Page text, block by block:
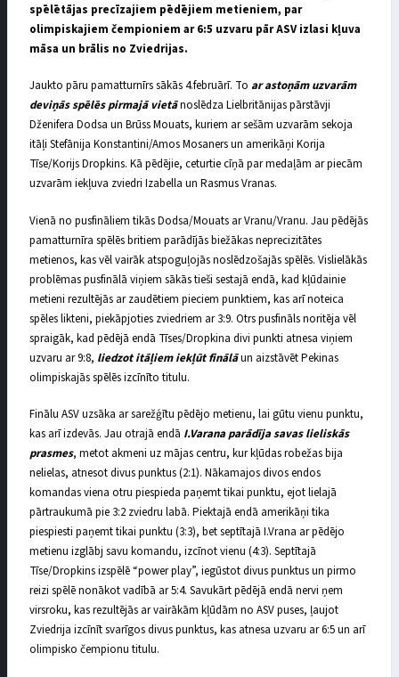
spēlētājas precīzajiem pēdējiem metieniem, par
olimpiskajiem čempioniem ar 6:5 uzvaru pār ASV izlasi kļuva
māsa un brālis no Zviedrijas.
Jaukto pāru pamatturnīrs sākās 4.februārī. To ar astoņām uzvarām
deviņās spēlēs pirmajā vietānoslēdza Lielbritānijas pārstāvji
Dženifera Dodsa un Brūss Mouats, kuriem ar sešām uzvarām sekoja
itāļi Stefānija Konstantini/Amos Mosaners un amerikāņi Korija
Tīse/Korijs Dropkins. Kā pēdējie, ceturtie cīņā par medaļām ar piecām
uzvarām iekļuva zviedri Izabella un Rasmus Vranas.
Vienā no pusfināliem tikās Dodsa/Mouats ar Vranu/Vranu. Jau pēdējās
pamatturnīra spēlēs britiem parādījās biežākas neprecizitātes
metienos, kas vēl vairāk atspoguļojās noslēdzošajās spēlēs. Vislielākās
problēmas pusfinālā viņiem sākās tieši sestajā endā, kad kļūdainie
metieni rezultējās ar zaudētiem pieciem punktiem, kas arī noteica
spēles likteni, piekāpjoties zviedriem ar 3:9. Otrs pusfināls noritēja vēl
spraigāk, kad pēdējā endā Tīses/Dropkina divi punkti atnesa viņiem
uzvaru ar 9:8, liedzot itāļiem iekļūt finālāun aizstāvēt Pekinas
olimpiskajās spēlēs izcīnīto titulu.
Finālu ASV uzsāka ar sarežģītu pēdējo metienu, lai gūtu vienu punktu,
kas arī izdevās. Jau otrajā endā I.Varana parādīja savas lieliskās
prasmes, metot akmeni uz mājas centru, kur kļūdas robežas bija
nelielas, atnesot divus punktus (2:1). Nākamajos divos endos
komandas viena otru piespieda paņemt tikai punktu, ejot lielajā
pārtraukumā pie 3:2 zviedru labā. Piektajā endā amerikāņi tika
piespiesti paņemt tikai punktu (3:3), bet septītajā I.Vrana ar pēdējo
metienu izglābj savu komandu, izcīnot vienu (4:3). Septītajā
Tīse/Dropkins izspēlē “power play”, iegūstot divus punktus un pirmo
reizi spēlē nonākot vadībā ar 5:4. Savukārt pēdējā endā nervi ņem
virsroku, kas rezultējās ar vairākām kļūdām no ASV puses, ļaujot
Zviedrija izcīnīt svarīgos divus punktus, kas atnesa uzvaru ar 6:5 un arī
olimpisko čempionu titulu.